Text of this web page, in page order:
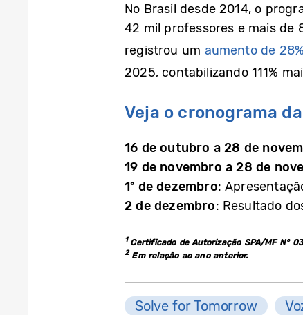
No Brasil desde 2014, o
42 mil professores e mais de
registrou um aumento de
2025, contabilizando 111%
Veja o cronograma
16 de outubro a 28 de
19 de novembro a 28 de
1º de dezembro:
2 de dezembro: Resultado
1 Certificado de Autorização SPA/MF N°
2Em relação ao ano anterior.
Solve for Tomorrow